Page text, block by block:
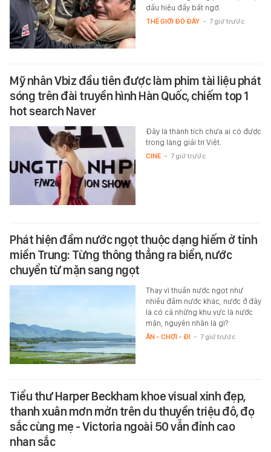
dấu hiệu đầy bất ngờ.
THẾ GIỚI ĐÓ ĐÂY - 7 giờ trước
Mỹ nhân Vbiz đầu tiên được làm phim tài liệu phát
sóng trên đài truyền hình Hàn Quốc, chiếm top 1
hot search Naver
Đây là thành tích chưa ai có được
trong làng giải trí Việt.
CINE - 7 giờ trước
Phát hiện đầm nước ngọt thuộc dạng hiếm ở tỉnh
miền Trung: Từng thông thẳng ra biển, nước
chuyển từ mặn sang ngọt
Thay vì thuần nước ngọt như
nhiều đầm nước khác, nước ở đây
là có cả những khu vực là nước
mặn, nguyên nhân là gì?
ĂN - CHƠI - ĐI - 7 giờ trước
Tiểu thư Harper Beckham khoe visual xinh đẹp,
thanh xuân mơn mởn trên du thuyền triệu đô, đọ
sắc cùng mẹ - Victoria ngoài 50 vẫn đỉnh cao
nhan sắc